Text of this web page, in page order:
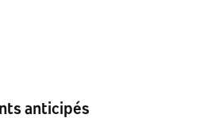
anticipés